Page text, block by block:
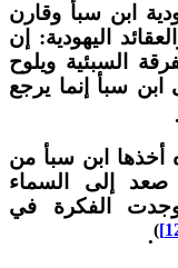
ابن سبأ وقارن
اليهودية: إن
السبئية ويلوح
سبأ إنما يرجع
ابن سبأ من
إلى السماء
الفكرة في
)
.